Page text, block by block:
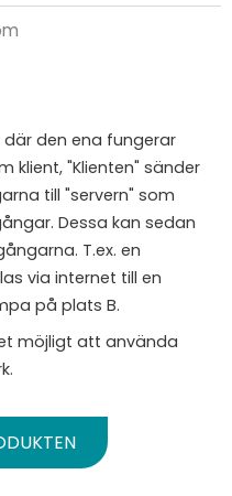
den ena fungerar
klient, "Klienten" sänder
till "servern" som
Dessa kan sedan
T.ex. en
via internet till en
på plats B.
möjligt att använda